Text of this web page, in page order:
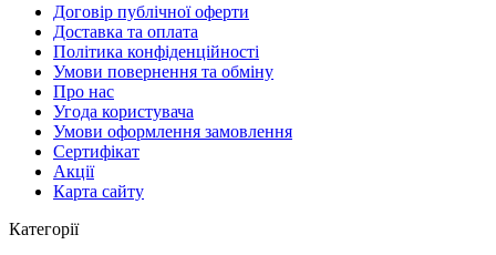
Договір публічної оферти
Доставка та оплата
Політика конфіденційності
Умови повернення та обміну
Про нас
Угода користувача
Умови оформлення замовлення
Сертифікат
Акції
Карта сайту
Категорії